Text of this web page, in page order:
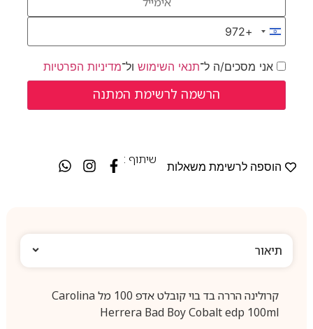
Israel +972
+972
אני מסכים/ה ל־תנאי השימושול־מדיניות הפרטיות
הוספה לרשימת משאלות
שיתוף :
תיאור
קרולינה הררה בד בוי קובלט אדפ 100 מל Carolina
Herrera Bad Boy Cobalt edp 100ml